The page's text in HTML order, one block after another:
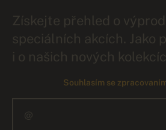
Získejte přehled o
speciálních akcích. Jako
i o našich nových
Souhlasím se